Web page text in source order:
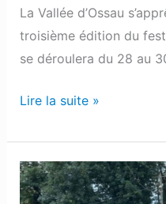
La Vallée d’Ossau
troisième édition du
se déroulera du 28 au
Lire la suite »
Lahourcade
: